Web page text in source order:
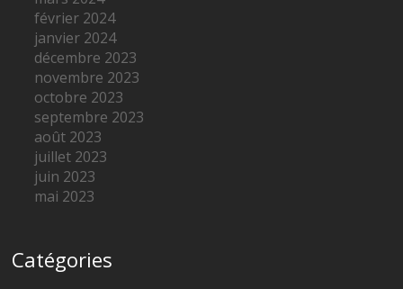
février 2024
janvier 2024
décembre 2023
novembre 2023
octobre 2023
septembre 2023
août 2023
juillet 2023
juin 2023
mai 2023
Catégories